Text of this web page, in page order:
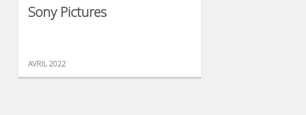
Sony Pictures
AVRIL 2022